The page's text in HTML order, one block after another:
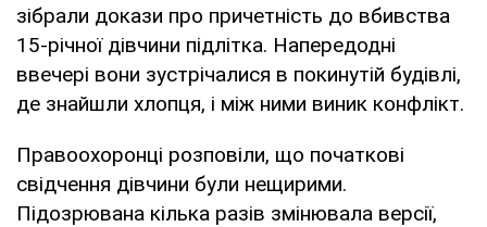
зібрали докази про причетність до вбивства
15-річної дівчини підлітка. Напередодні
ввечері вони зустрічалися в покинутій будівлі,
де знайшли хлопця, і між ними виник конфлікт.
Правоохоронці розповіли, що початкові
свідчення дівчини були нещирими.
Підозрювана кілька разів змінювала версії,